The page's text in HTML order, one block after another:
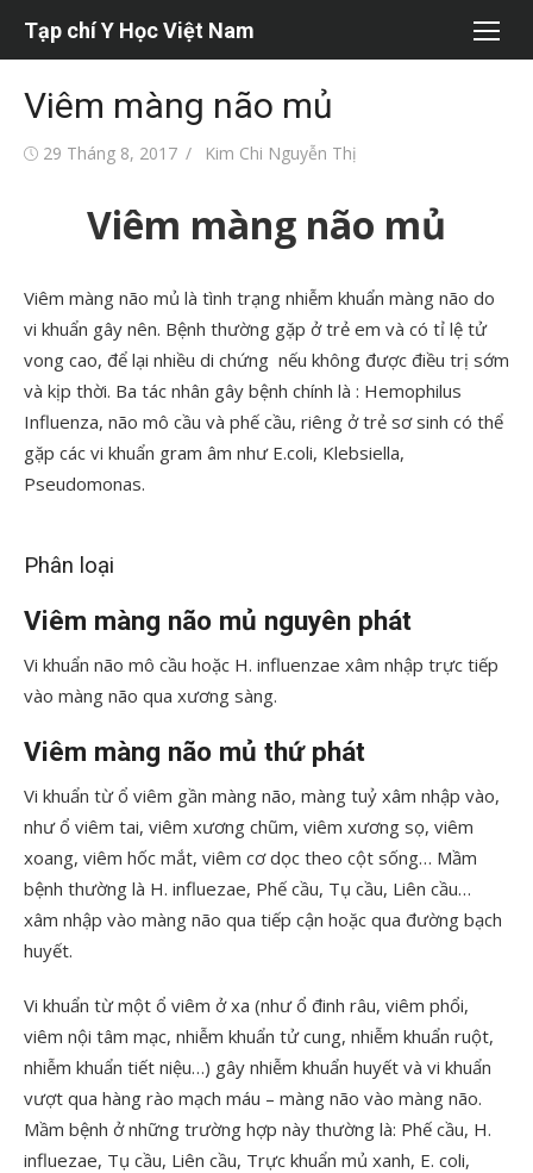
dung
Tạp chí Y Học Việt Nam
Viêm màng não mủ
Đăng29 Tháng 8, 2017
Tác
Kim Chi Nguyễn Thị
Viêm màng não mủ
Viêm màng não mủ là tình trạng nhiễm khuẩn màng não do
vi khuẩn gây nên. Bệnh thường gặp ở trẻ em và có tỉ lệ tử
vong cao, để lại nhiều di chứng nếu không được điều trị sớm
và kịp thời. Ba tác nhân gây bệnh chính là : Hemophilus
Influenza, não mô cầu và phế cầu, riêng ở trẻ sơ sinh có thể
gặp các vi khuẩn gram âm như E.coli, Klebsiella,
Pseudomonas.
Phân loại
Viêm màng não mủ nguyên phát
Vi khuẩn não mô cầu hoặc H. influenzae xâm nhập trực tiếp
vào màng não qua xương sàng.
Viêm màng não mủ thứ phát
Vi khuẩn từ ổ viêm gần màng não, màng tuỷ xâm nhập vào,
như ổ viêm tai, viêm xương chũm, viêm xương sọ, viêm
xoang, viêm hốc mắt, viêm cơ dọc theo cột sống… Mầm
bệnh thường là H. influezae, Phế cầu, Tụ cầu, Liên cầu…
xâm nhập vào màng não qua tiếp cận hoặc qua đường bạch
huyết.
Vi khuẩn từ một ổ viêm ở xa (như ổ đinh râu, viêm phổi,
viêm nội tâm mạc, nhiễm khuẩn tử cung, nhiễm khuẩn ruột,
nhiễm khuẩn tiết niệu…) gây nhiễm khuẩn huyết và vi khuẩn
vượt qua hàng rào mạch máu – màng não vào màng não.
Mầm bệnh ở những trường hợp này thường là: Phế cầu, H.
influezae, Tụ cầu, Liên cầu, Trực khuẩn mủ xanh, E. coli,